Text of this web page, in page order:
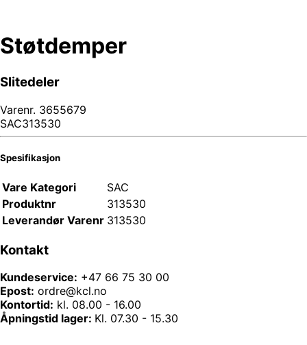
Støtdemper
Slitedeler
Varenr. 3655679
SAC313530
Spesifikasjon
Vare Kategori
SAC
Produktnr
313530
Leverandør Varenr 313530
Kontakt
Kundeservice: +47 66 75 30 00
Epost: ordre@kcl.no
Kontortid: kl. 08.00 - 16.00
Åpningstid lager: Kl. 07.30 - 15.30